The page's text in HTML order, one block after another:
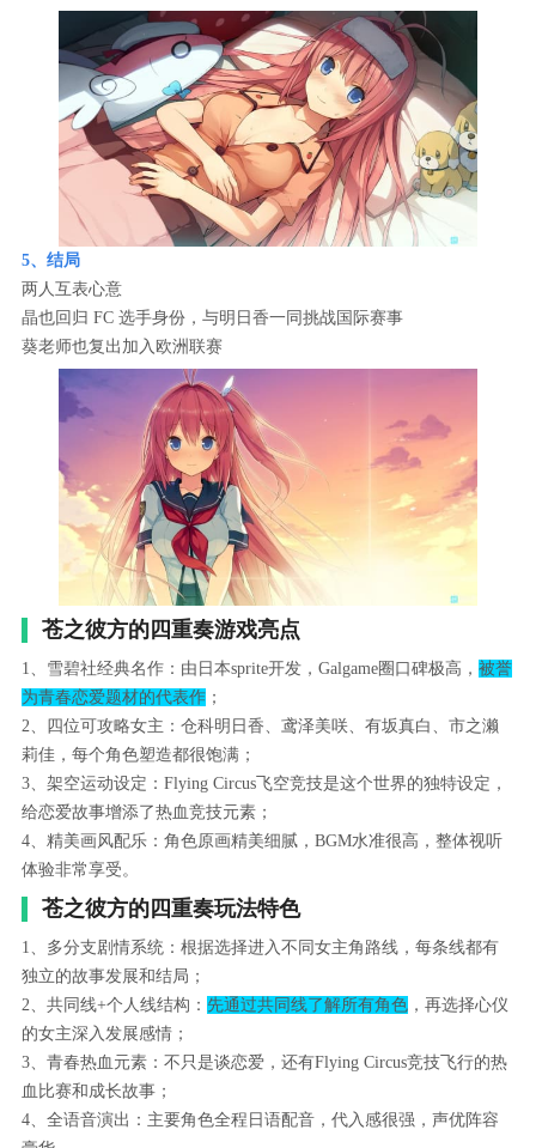
5、结局
两人互表心意
晶也回归 FC 选手身份，与明日香一同挑战国际赛事
葵老师也复出加入欧洲联赛
苍之彼方的四重奏游戏亮点
1、雪碧社经典名作：由日本sprite开发，Galgame圈口碑极高， 被誉
为青春恋爱题材的代表作；
2、四位可攻略女主：仓科明日香、鸢泽美咲、有坂真白、市之濑
莉佳，每个角色塑造都很饱满；
3、架空运动设定：Flying Circus飞空竞技是这个世界的独特设定，
给恋爱故事增添了热血竞技元素；
4、精美画风配乐：角色原画精美细腻，BGM水准很高，整体视听
体验非常享受。
苍之彼方的四重奏玩法特色
1、多分支剧情系统：根据选择进入不同女主角路线，每条线都有
独立的故事发展和结局；
2、共同线+个人线结构： 先通过共同线了解所有角色，再选择心仪
的女主深入发展感情；
3、青春热血元素：不只是谈恋爱，还有Flying Circus竞技飞行的热
血比赛和成长故事；
4、全语音演出：主要角色全程日语配音，代入感很强，声优阵容